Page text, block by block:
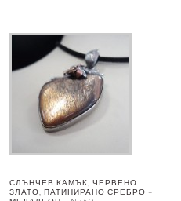
СЛЪНЧЕВ КАМЪК, ЧЕРВЕНО
ЗЛАТО, ПАТИНИРАНО СРЕБРО –